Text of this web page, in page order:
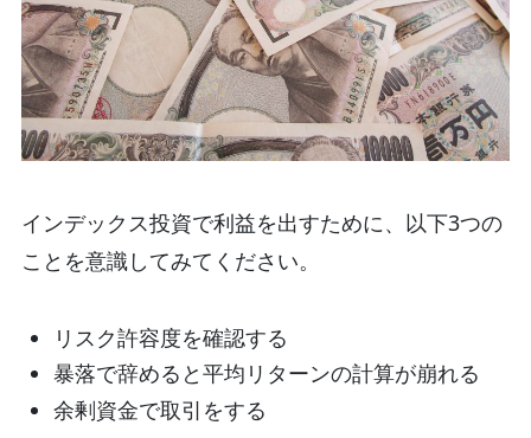
インデックス投資で利益を出すために、以下3つの
ことを意識してみてください。
リスク許容度を確認する
暴落で辞めると平均リターンの計算が崩れる
余剰資金で取引をする